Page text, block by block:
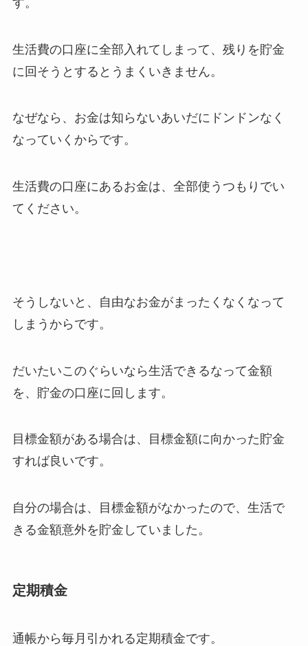
生活費の口座に全部入れてしまって、残りを貯金
に回そうとするとうまくいきません。
なぜなら、お金は知らないあいだにドンドンなく
なっていくからです。
生活費の口座にあるお金は、全部使うつもりでい
てください。
そうしないと、自由なお金がまったくなくなって
しまうからです。
だいたいこのぐらいなら生活できるなって金額
を、貯金の口座に回します。
目標金額がある場合は、目標金額に向かった貯金
すれば良いです。
自分の場合は、目標金額がなかったので、生活で
きる金額意外を貯金していました。
定期積金
通帳から毎月引かれる定期積金です。